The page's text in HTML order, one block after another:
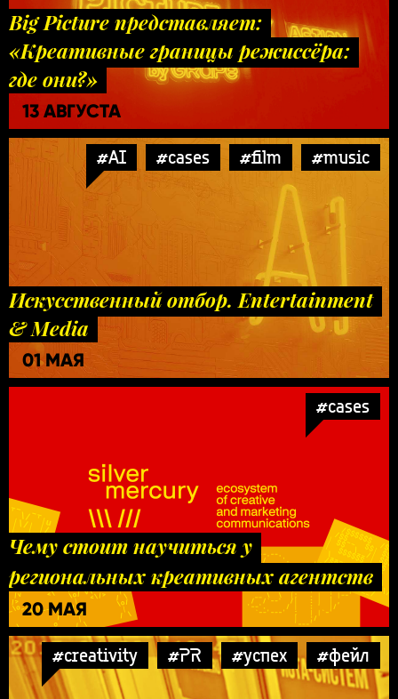
Big Picture представляет:
«Креативные границы режиссёра:
где они?»
13 АВГУСТА
#AI #cases #film #music
Искусственный отбор. Entertainment
& Media
01 МАЯ
#cases
Чему стоит научиться у
региональных креативных агентств
20 МАЯ
#creativity #PR #успех #фейл